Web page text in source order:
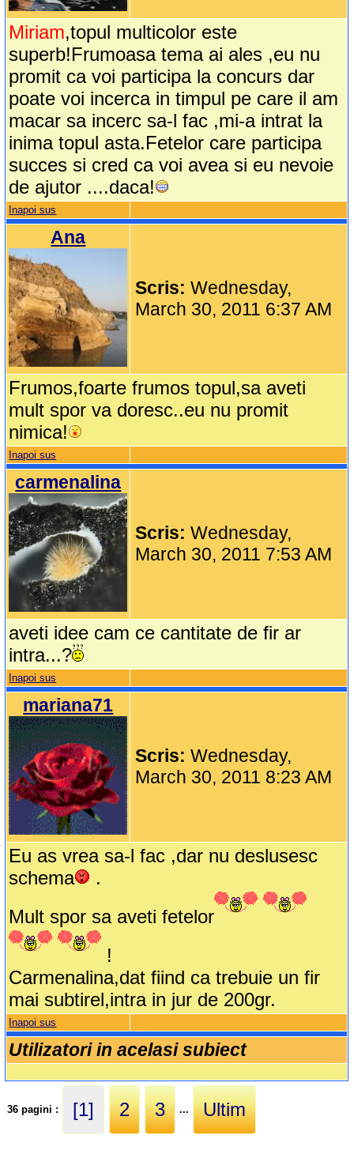
Miriam,topul multicolor este
superb!Frumoasa tema ai ales ,eu nu
promit ca voi participa la concurs dar
poate voi incerca in timpul pe care il am
macar sa incerc sa-l fac ,mi-a intrat la
inima topul asta.Fetelor care participa
succes si cred ca voi avea si eu nevoie
de ajutor ....daca!
Inapoi sus
Ana
Scris:Wednesday,
March 30, 2011 6:37 AM
Frumos,foarte frumos topul,sa aveti
mult spor va doresc..eu nu promit
nimica!
Inapoi sus
carmenalina
Scris:Wednesday,
March 30, 2011 7:53 AM
aveti idee cam ce cantitate de fir ar
intra...?
Inapoi sus
mariana71
Scris:Wednesday,
March 30, 2011 8:23 AM
Eu as vrea sa-l fac ,dar nu deslusesc
schema
.
Mult spor sa aveti fetelor
!
Carmenalina,dat fiind ca trebuie un fir
mai subtirel,intra in jur de 200gr.
Inapoi sus
Utilizatori in acelasi subiect
36 pagini : [1] 2 3 ... Ultim